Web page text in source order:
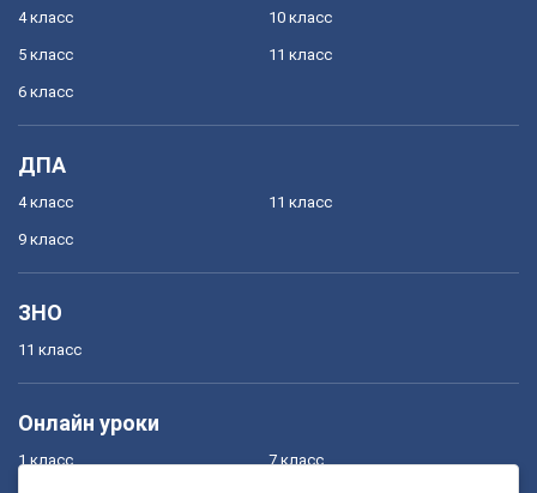
4 класс
5 класс
6 класс
10 класс
11 класс
ДПА
4 класс
9 класс
11 класс
ЗНО
11 класс
Онлайн уроки
1 класс 7 класс